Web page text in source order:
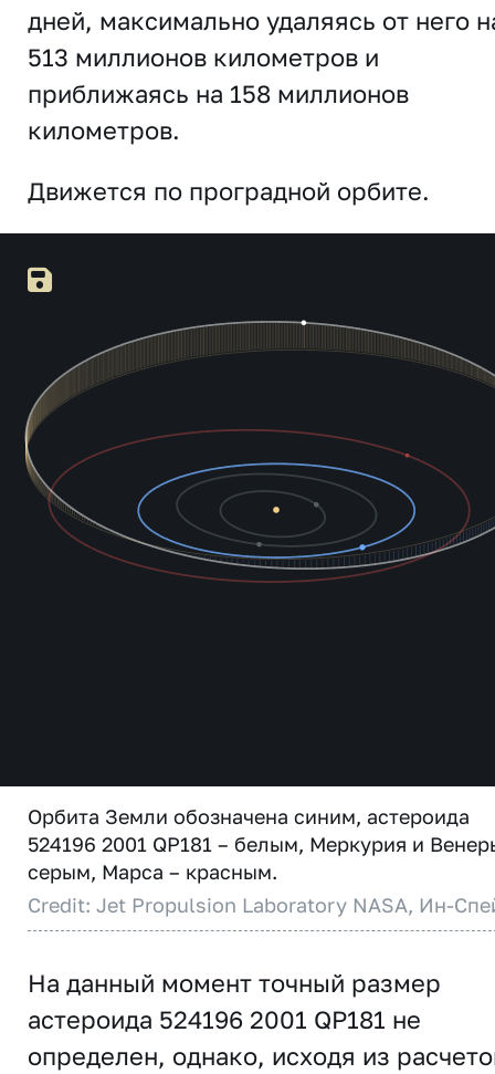
дней, максимально удаляясь от него
513 миллионов километров и
приближаясь на 158 миллионов
километров.
Движется по проградной орбите.
Орбита Земли обозначена синим, астероида
524196 2001 QP181 – белым, Меркурия и
серым, Марса – красным.
Credit: Jet Propulsion Laboratory NASA, Ин-
На данный момент точный размер
астероида 524196 2001 QP181 не
определен, однако, исходя из